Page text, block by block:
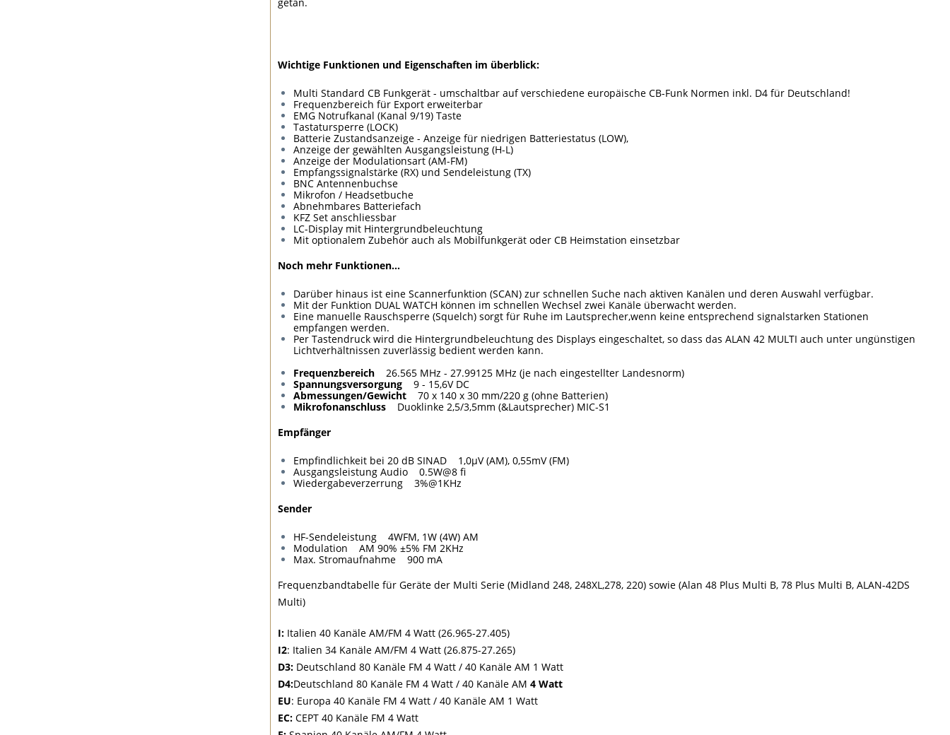
Wichtige Funktionen und Eigenschaften im überblick:
Multi Standard CB Funkgerät - umschaltbar auf verschiedene europäische CB-Funk Normen inkl. D4 für Deutschland!
Frequenzbereich für Export erweiterbar
EMG Notrufkanal (Kanal 9/19) Taste
Tastatursperre (LOCK)
Batterie Zustandsanzeige - Anzeige für niedrigen Batteriestatus (LOW),
Anzeige der gewählten Ausgangsleistung (H-L)
Anzeige der Modulationsart (AM-FM)
Empfangssignalstärke (RX) und Sendeleistung (TX)
BNC Antennenbuchse
Mikrofon / Headsetbuche
Abnehmbares Batteriefach
KFZ Set anschliessbar
LC-Display mit Hintergrundbeleuchtung
Mit optionalem Zubehör auch als Mobilfunkgerät oder CB Heimstation einsetzbar
Noch mehr Funktionen...
Darüber hinaus ist eine Scannerfunktion (SCAN) zur schnellen Suche nach aktiven Kanälen und deren Auswahl verfügbar.
Mit der Funktion DUAL WATCH können im schnellen Wechsel zwei Kanäle überwacht werden.
Eine manuelle Rauschsperre (Squelch) sorgt für Ruhe im Lautsprecher,wenn keine entsprechend signalstarken Stationen
empfangen werden.
Per Tastendruck wird die Hintergrundbeleuchtung des Displays eingeschaltet, so dass das ALAN 42 MULTI auch unter ungünstigen
Lichtverhältnissen zuverlässig bedient werden kann.
Frequenzbereich
26.565 MHz - 27.99125 MHz (je nach eingestellter Landesnorm)
Spannungsversorgung
9 - 15,6V DC
Abmessungen/Gewicht
70 x 140 x 30 mm/220 g (ohne Batterien)
Mikrofonanschluss
Duoklinke 2,5/3,5mm (&Lautsprecher) MIC-S1
Empfänger
Empfindlichkeit bei 20 dB SINAD 1,0μV (AM), 0,55mV (FM)
Ausgangsleistung Audio 0.5W@8 fi
Wiedergabeverzerrung 3%@1KHz
Sender
HF-Sendeleistung 4WFM, 1W (4W) AM
Modulation AM 90% ±5% FM 2KHz
Max. Stromaufnahme 900 mA
Frequenzbandtabelle für Geräte der Multi Serie (Midland 248, 248XL,278, 220) sowie (Alan 48 Plus Multi B, 78 Plus Multi B, ALAN-42DS
Multi)
I: Italien 40 Kanäle AM/FM 4 Watt (26.965-27.405)
I2: Italien 34 Kanäle AM/FM 4 Watt (26.875-27.265)
D3: Deutschland 80 Kanäle FM 4 Watt / 40 Kanäle AM 1 Watt
D4:Deutschland 80 Kanäle FM 4 Watt / 40 Kanäle AM 4 Watt
EU: Europa 40 Kanäle FM 4 Watt / 40 Kanäle AM 1 Watt
EC: CEPT 40 Kanäle FM 4 Watt